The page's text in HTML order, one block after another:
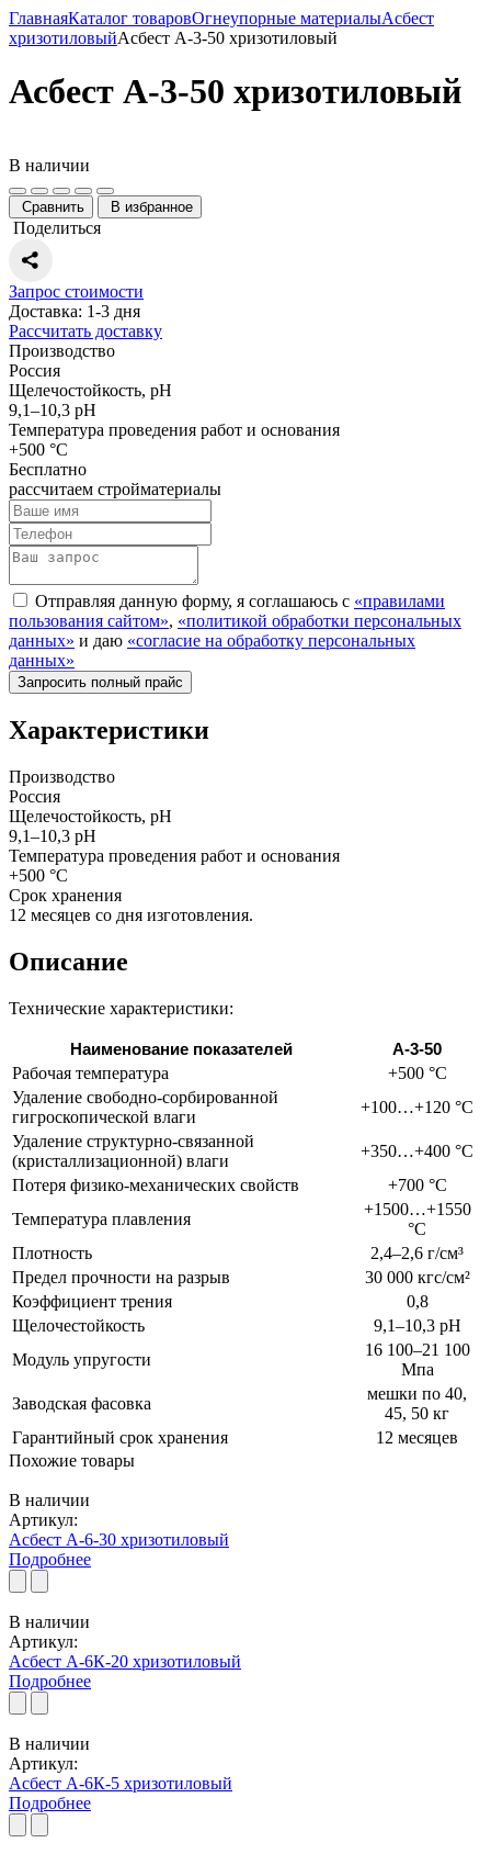
ГлавнаяКаталог товаровОгнеупорные материалыАсбест
хризотиловыйАсбест А-3-50 хризотиловый
Асбест А-3-50 хризотиловый
В наличии
Сравнить В избранное
Поделиться
Запрос стоимости
Доставка: 1-3 дня
Рассчитать доставку
Производство
Россия
Щелечостойкость, рН
9,1–10,3 рН
Температура проведения работ и основания
+500 °С
Бесплатно
рассчитаем стройматериалы
Отправляя данную форму, я соглашаюсь с «правилами
пользования сайтом», «политикой обработки персональных
данных» и даю «согласие на обработку персональных
данных»
Характеристики
Производство
Россия
Щелечостойкость, рН
9,1–10,3 рН
Температура проведения работ и основания
+500 °С
Срок хранения
12 месяцев со дня изготовления.
Описание
Технические характеристики:
Наименование показателей А-3-50
Рабочая температура
+500 °С
Удаление свободно-сорбированной
гигроскопической влаги
+100…+120 °С
Удаление структурно-связанной
(кристаллизационной) влаги
+350…+400 °С
Потеря физико-механических свойств
+700 °С
Температура плавления
+1500…+1550
°С
Плотность
2,4–2,6 г/см³
Предел прочности на разрыв
30 000 кгс/см²
Коэффициент трения
0,8
Щелочестойкость
9,1–10,3 рН
Модуль упругости
16 100–21 100
Мпа
Заводская фасовка
мешки по 40,
45, 50 кг
Гарантийный срок хранения
12 месяцев
Похожие товары
В наличии
Артикул:
Асбест А-6-30 хризотиловый
Подробнее
В наличии
Артикул:
Асбест А-6К-20 хризотиловый
Подробнее
В наличии
Артикул:
Асбест А-6К-5 хризотиловый
Подробнее